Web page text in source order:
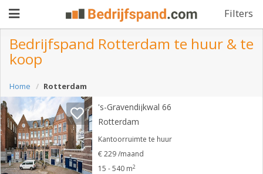
Filters
Pand
aanbieden
Pand
zoeken
Waarom
adverteren
Premium
Bedrijfspand Rotterdam te huur & te
koop
Home Rotterdam
's-Gravendijkwal 66
Rotterdam
Kantoorruimte te huur
€ 229 /maand
15 - 540 m2